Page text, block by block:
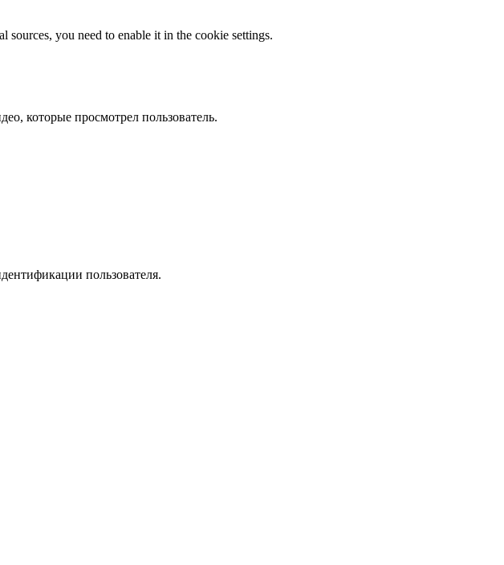
you need to enable it in the cookie settings.
которые просмотрел пользователь.
пользователя.